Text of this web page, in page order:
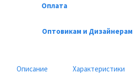
Оплата
Оптовикам и Дизайнерам
Описание Характеристики